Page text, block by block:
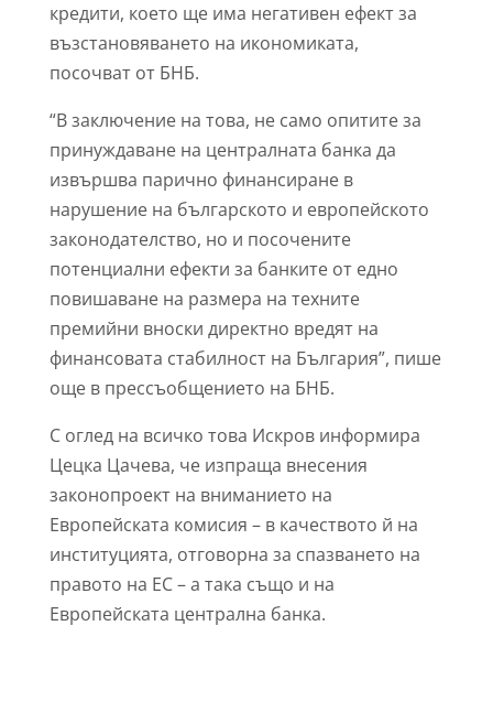
кредити, което ще има негативен ефект за
възстановяването на икономиката,
посочват от БНБ.
“В заключение на това, не само опитите за
принуждаване на централната банка да
извършва парично финансиране в
нарушение на българското и европейското
законодателство, но и посочените
потенциални ефекти за банките от едно
повишаване на размера на техните
премийни вноски директно вредят на
финансовата стабилност на България”, пише
още в прессъобщението на БНБ.
С оглед на всичко това Искров информира
Цецка Цачева, че изпраща внесения
законопроект на вниманието на
Европейската комисия – в качеството й на
институцията, отговорна за спазването на
правото на ЕС – а така също и на
Европейската централна банка.